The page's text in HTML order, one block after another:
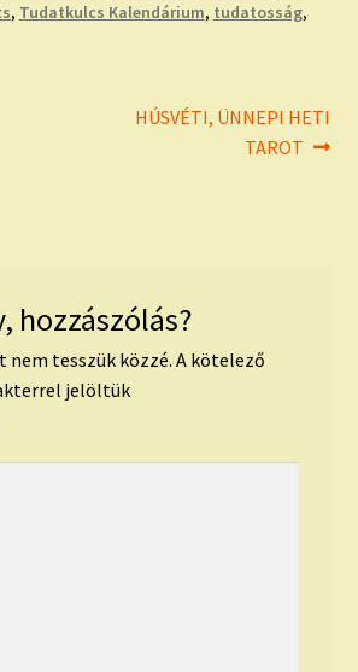
, Tudatkulcs Kalendárium, tudatosság,
Next
HÚSVÉTI, ÜNNEPI HETI
TAROT
hozzászólás?
nem tesszük közzé. A kötelező
jelöltük